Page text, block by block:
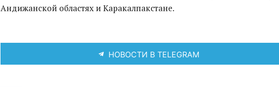
Андижанской областях и Каракалпакстане.
НОВОСТИ В TELEGRAM